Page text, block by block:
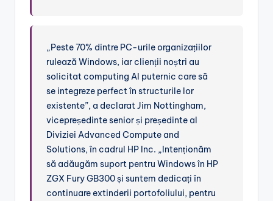
„Peste 70% dintre PC-urile organizațiilor
rulează Windows, iar clienții noștri au
solicitat computing AI puternic care să
se integreze perfect în structurile lor
existente”, a declarat Jim Nottingham,
vicepreședinte senior și președinte al
Diviziei Advanced Compute and
Solutions, în cadrul HP Inc. „Intenționăm
să adăugăm suport pentru Windows în HP
ZGX Fury GB300 și suntem dedicați în
continuare extinderii portofoliului, pentru